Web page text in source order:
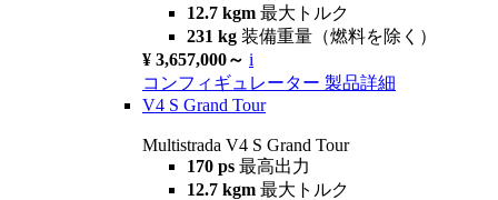
12.7 kgm 最大トルク
231 kg 装備重量（燃料を除く）
¥ 3,657,000～ i
コンフィギュレーター 製品詳細
V4 S Grand Tour
Multistrada V4 S Grand Tour
170 ps 最高出力
12.7 kgm 最大トルク